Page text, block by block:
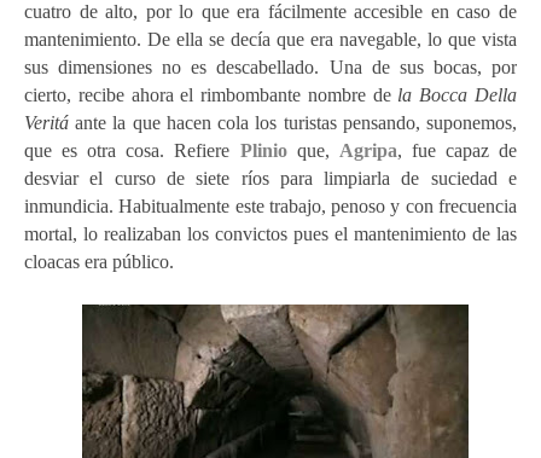
cuatro de alto, por lo que era fácilmente accesible en caso de
mantenimiento. De ella se decía que era navegable, lo que vista
sus dimensiones no es descabellado. Una de sus bocas, por
cierto, recibe ahora el rimbombante nombre de la Bocca Della
Veritá ante la que hacen cola los turistas pensando, suponemos,
que es otra cosa. Refiere Plinio que, Agripa, fue capaz de
desviar el curso de siete ríos para limpiarla de suciedad e
inmundicia. Habitualmente este trabajo, penoso y con frecuencia
mortal, lo realizaban los convictos pues el mantenimiento de las
cloacas era público.